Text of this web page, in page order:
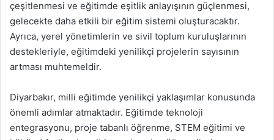
çeşitlenmesi ve eğitimde eşitlik anlayışının güçlenmesi,
gelecekte daha etkili bir eğitim sistemi oluşturacaktır.
Ayrıca, yerel yönetimlerin ve sivil toplum kuruluşlarının
destekleriyle, eğitimdeki yenilikçi projelerin sayısının
artması muhtemeldir.
Diyarbakır, milli eğitimde yenilikçi yaklaşımlar konusunda
önemli adımlar atmaktadır. Eğitimde teknoloji
entegrasyonu, proje tabanlı öğrenme, STEM eğitimi ve